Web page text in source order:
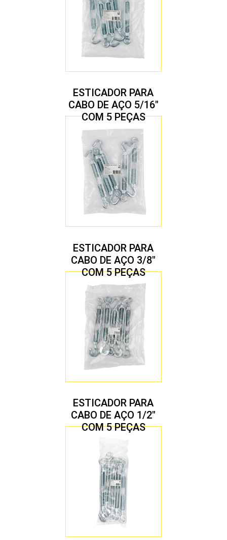
ESTICADOR PARA
CABO DE AÇO 5/16″
COM 5 PEÇAS
ESTICADOR PARA
CABO DE AÇO 3/8″
COM 5 PEÇAS
ESTICADOR PARA
CABO DE AÇO 1/2″
COM 5 PEÇAS